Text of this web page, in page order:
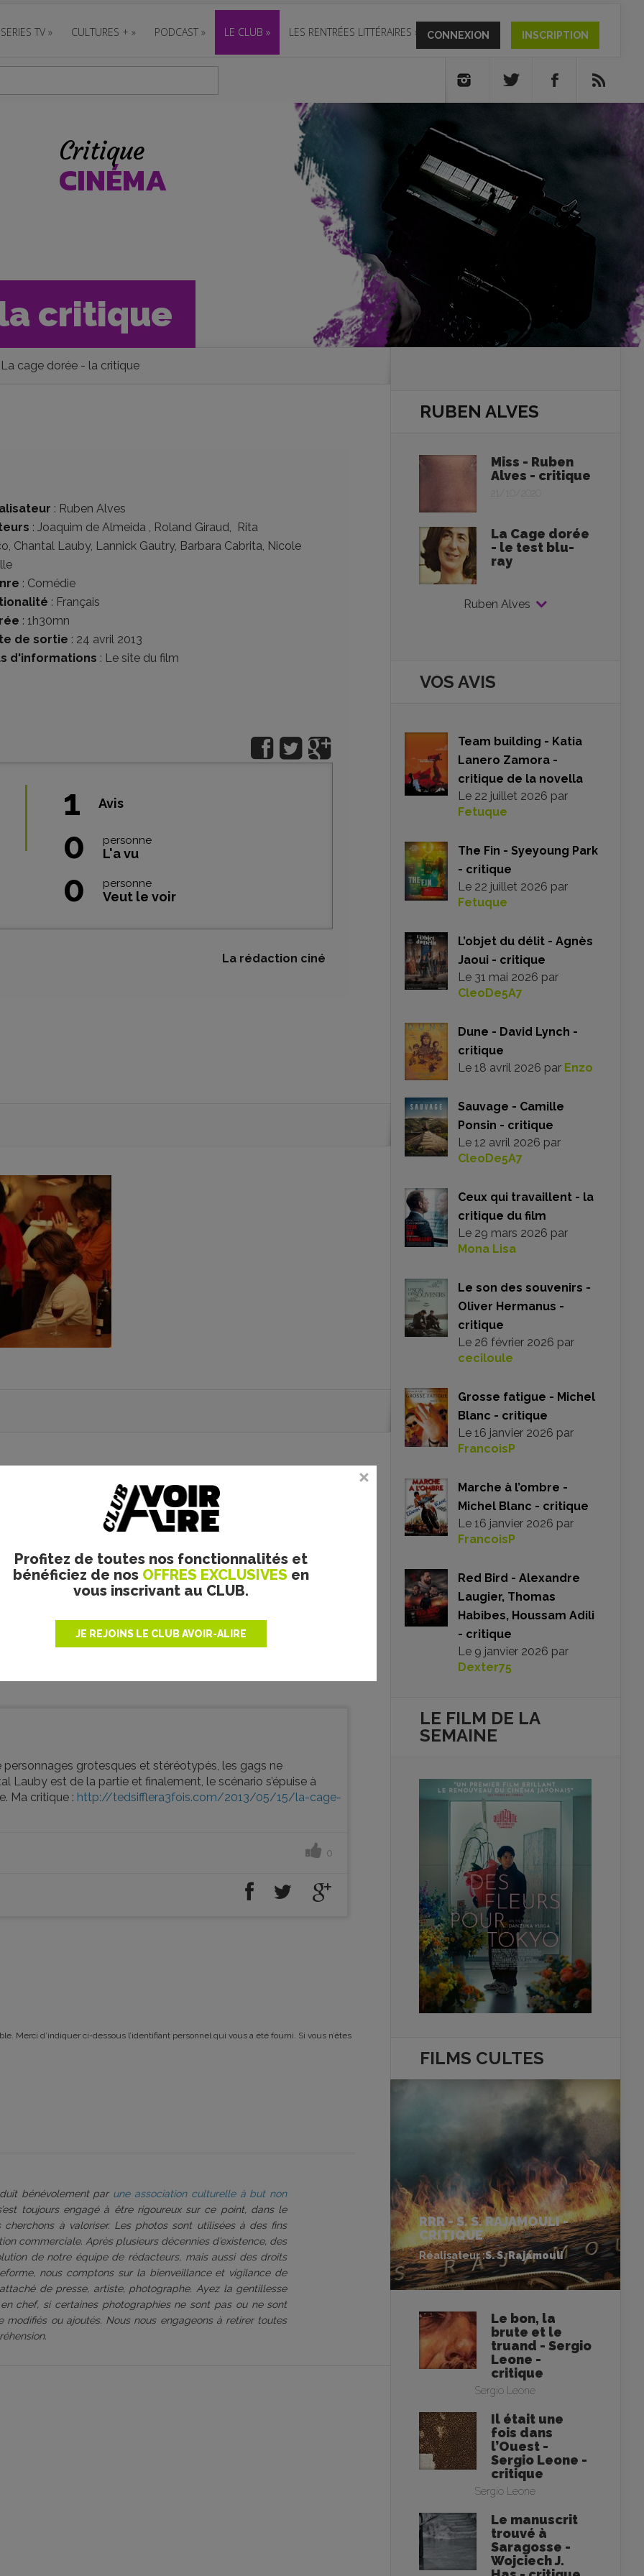
SERIES TV » CULTURES + » PODCAST » LE CLUB » LES RENTRÉES LITTÉRAIRES » CONNEXION INSCRIPTION
Profitez de toutes nos fonctionnalités et
bénéficiez de nos OFFRES EXCLUSIVES en
vous inscrivant au CLUB.
JE REJOINS LE CLUB AVOIR-ALIRE
Critique
CINÉMA
critique
La cage dorée - la critique
: Ruben Alves
: Joaquim de Almeida , Roland Giraud, Rita
, Chantal Lauby, Lannick Gautry, Barbara Cabrita, Nicole
: Comédie
: Français
: 1h30mn
de sortie : 24 avril 2013
d'informations : Le site du film
1 Avis
0 personne
L'a vu
0 personne
Veut le voir
La rédaction ciné
grotesques et stéréotypés, les gags ne
Lauby est de la partie et finalement, le scénario s’épuise à
Ma critique : http://tedsifflera3fois.com/2013/05/15/la-cage-
0
Merci d’indiquer ci-dessous l’identifiant personnel qui vous a été fourni. Si vous n’êtes
bénévolement par une association culturelle à but non
toujours engagé à être rigoureux sur ce point, dans le
à valoriser. Les photos sont utilisées à des fins
commerciale. Après plusieurs décennies d’existence, des
de notre équipe de rédacteurs, mais aussi des droits
nous comptons sur la bienveillance et vigilance de
de presse, artiste, photographe. Ayez la gentillesse
chef, si certaines photographies ne sont pas ou ne sont
ou ajoutés. Nous nous engageons à retirer toutes
RUBEN ALVES
Miss - Ruben
Alves - critique
La Cage dorée
- le test blu-
ray
Ruben Alves
VOS AVIS
Team building - Katia
Lanero Zamora -
critique de la novella
Le 22 juillet 2026 par
Fetuque
The Fin - Syeyoung Park
- critique
Le 22 juillet 2026 par
Fetuque
L’objet du délit - Agnès
Jaoui - critique
Le 31 mai 2026 par
CleoDe5A7
Dune - David Lynch -
critique
Le 18 avril 2026 par Enzo
Sauvage - Camille
Ponsin - critique
Le 12 avril 2026 par
CleoDe5A7
Ceux qui travaillent - la
critique du film
Le 29 mars 2026 par
Mona Lisa
Le son des souvenirs -
Oliver Hermanus -
critique
Le 26 février 2026 par
ceciloule
Grosse fatigue - Michel
Blanc - critique
Le 16 janvier 2026 par
FrancoisP
Marche à l’ombre -
Michel Blanc - critique
Le 16 janvier 2026 par
FrancoisP
Red Bird - Alexandre
Laugier, Thomas
Habibes, Houssam Adili
- critique
Le 9 janvier 2026 par
Dexter75
LE FILM DE LA
SEMAINE
FILMS CULTES
RRR - S. S. RAJAMOULI -
CRITIQUE
Réalisateur :S. S. Rajamouli
Le bon, la
brute et le
truand - Sergio
Leone -
critique
Sergio Leone
Il était une
fois dans
l’Ouest -
Sergio Leone -
critique
Sergio Leone
Le manuscrit
trouvé à
Saragosse -
Wojciech J.